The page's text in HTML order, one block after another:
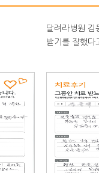
달려라병원 김
받기를 잘했다